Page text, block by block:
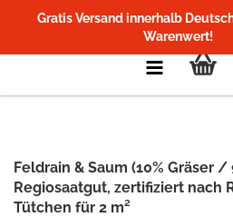
Gratis Versand innerhalb
Warenwert!
Feldrain & Saum (10% Gräser /
Regiosaatgut, zertifiziert nach
Tütchen für 2 m²